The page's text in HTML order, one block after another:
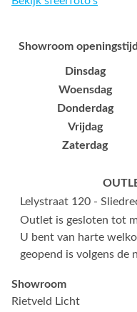
Showroom
Dinsdag
Woensdag
Donderdag
Vrijdag
Zaterdag
Lelystraat 120 -
Outlet is gesloten tot
U bent van harte
geopend is volgens de
Showroom
Rietveld Licht